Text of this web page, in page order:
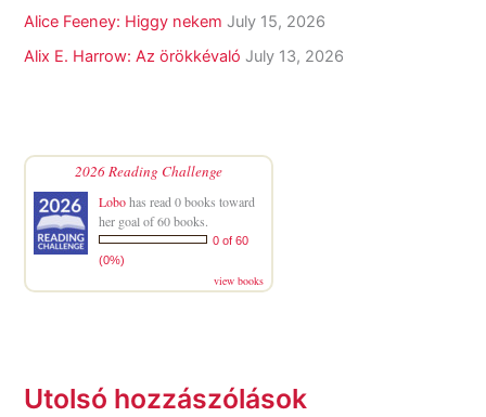
Alice Feeney: Higgy nekem July 15, 2026
Alix E. Harrow: Az örökkévaló July 13, 2026
2026 Reading Challenge
Lobohas read 0 books toward
her goal of 60 books.
0 of 60
(0%)
view books
Utolsó hozzászólások